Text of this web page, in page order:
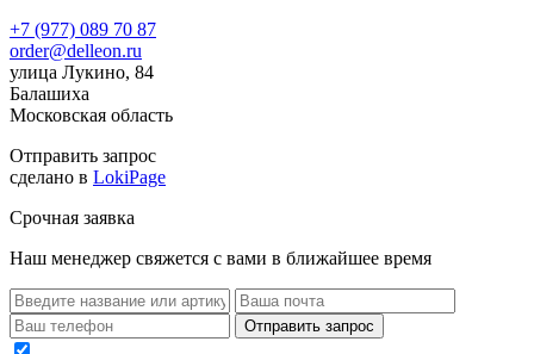
+7 (977) 089 70 87
order@delleon.ru
улица Лукино, 84
Балашиха
Московская область
Отправить запрос
сделано в LokiPage
Срочная заявка
Наш менеджер свяжется с вами в ближайшее время